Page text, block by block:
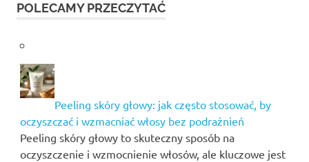
POLECAMY PRZECZYTAĆ
Peeling skóry głowy: jak często stosować, by
oczyszczać i wzmacniać włosy bez podrażnień
Peeling skóry głowy to skuteczny sposób na
oczyszczenie i wzmocnienie włosów, ale kluczowe jest